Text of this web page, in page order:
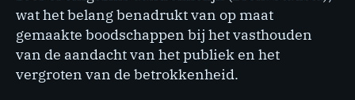
wat het belang benadrukt van op maat
gemaakte boodschappen bij het vasthouden
van de aandacht van het publiek en het
vergroten van de betrokkenheid.